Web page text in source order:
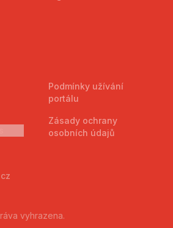
Podmínky užívání
portálu
Zásady ochrany
osobních údajů
vyhrazena.